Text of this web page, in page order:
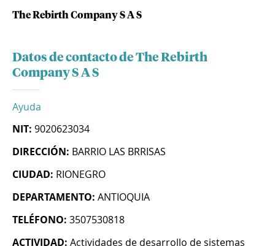
The Rebirth Company S A S
Datos de contacto de The Rebirth
Company S A S
Ayuda
NIT: 9020623034
DIRECCIÓN: BARRIO LAS BRRISAS
CIUDAD: RIONEGRO
DEPARTAMENTO: ANTIOQUIA
TELÉFONO: 3507530818
ACTIVIDAD: Actividades de desarrollo de sistemas